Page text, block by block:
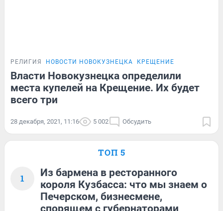
РЕЛИГИЯ НОВОСТИ НОВОКУЗНЕЦКА КРЕЩЕНИЕ
Власти Новокузнецка определили
места купелей на Крещение. Их будет
всего три
28 декабря, 2021, 11:16 5 002 Обсудить
ТОП 5
1
Из бармена в ресторанного
короля Кузбасса: что мы знаем о
Печерском, бизнесмене,
спорящем с губернаторами